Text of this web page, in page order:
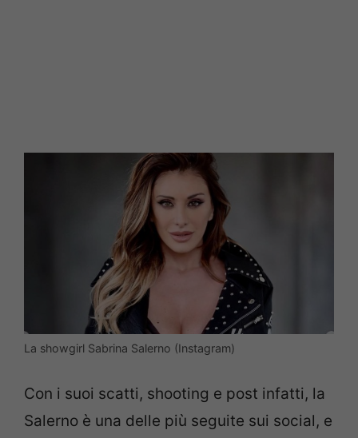
La showgirl Sabrina Salerno (Instagram)
Con i suoi scatti, shooting e post infatti, la
Salerno è una delle più seguite sui social, e